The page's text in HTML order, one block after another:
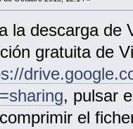
la descarga de
gratuita de
, pulsar
el